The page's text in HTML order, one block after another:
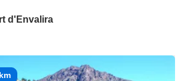
d'Envalira